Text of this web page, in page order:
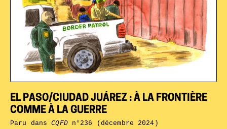
EL PASO/CIUDAD JUÁREZ : À LA FRONTIÈRE
COMME À LA GUERRE
Paru dansCQFDn°236 (décembre 2024)